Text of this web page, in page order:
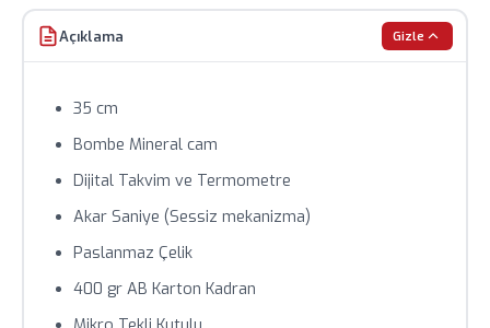
Stok durumu anlık olarak değişebilir, sipariş öncesi
geçin.
Açıklama Gizle
35 cm
Bombe Mineral cam
Dijital Takvim ve Termometre
Akar Saniye (Sessiz mekanizma)
Paslanmaz Çelik
400 gr AB Karton Kadran